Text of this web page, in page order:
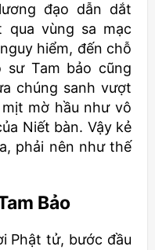
đạo dẫn dắt
qua vùng sa mạc
hiểm, đến chỗ
Tam bảo cũng
chúng sanh vượt
mờ hầu như vô
Niết bàn. Vậy kẻ
phải nên như thế
Bảo
Phật tử, bước đầu